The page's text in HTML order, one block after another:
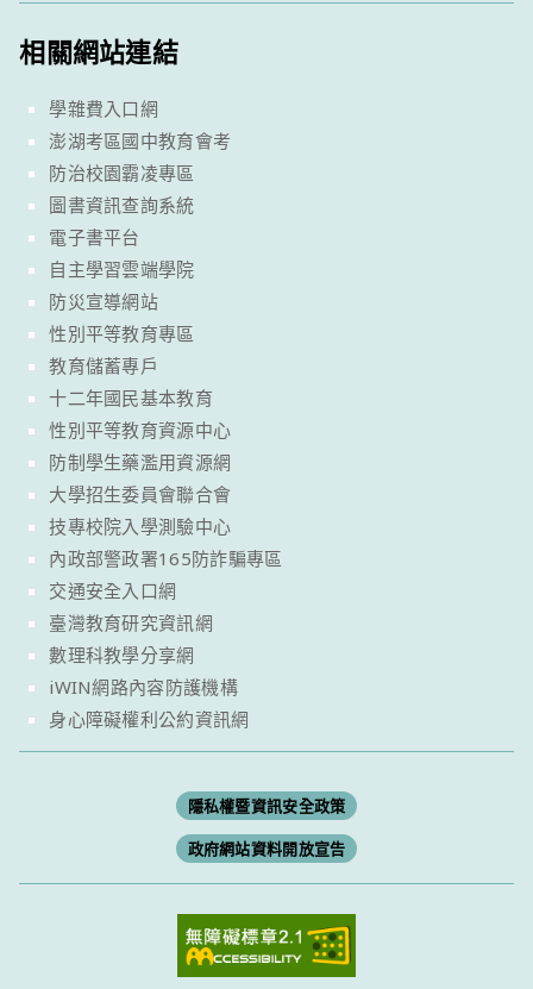
相關網站連結
學雜費入口網
澎湖考區國中教育會考
防治校園霸凌專區
圖書資訊查詢系統
電子書平台
自主學習雲端學院
防災宣導網站
性別平等教育專區
教育儲蓄專戶
十二年國民基本教育
性別平等教育資源中心
防制學生藥濫用資源網
大學招生委員會聯合會
技專校院入學測驗中心
內政部警政署165防詐騙專區
交通安全入口網
臺灣教育研究資訊網
數理科教學分享網
iWIN網路內容防護機構
身心障礙權利公約資訊網
隱私權暨資訊安全政策
政府網站資料開放宣告